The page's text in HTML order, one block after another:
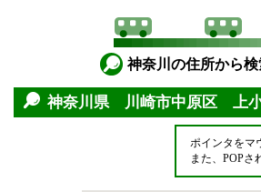
神奈川の住所から検
神奈川県 川崎市中原区 上
ポインタをマ
また、POP